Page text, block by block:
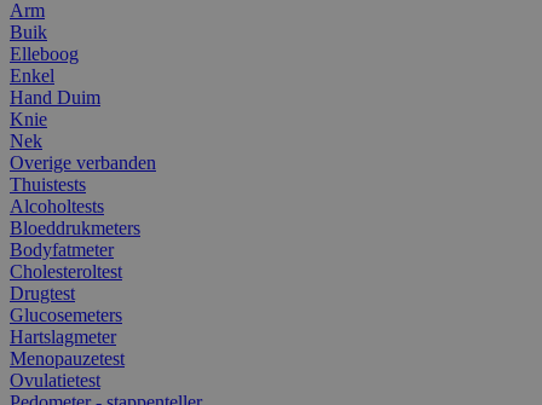
Arm
Buik
Elleboog
Enkel
Hand Duim
Knie
Nek
Overige verbanden
Thuistests
Alcoholtests
Bloeddrukmeters
Bodyfatmeter
Cholesteroltest
Drugtest
Glucosemeters
Hartslagmeter
Menopauzetest
Ovulatietest